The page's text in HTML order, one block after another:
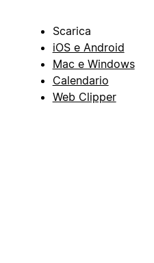
Scarica
iOS e Android
Mac e Windows
Calendario
Web Clipper